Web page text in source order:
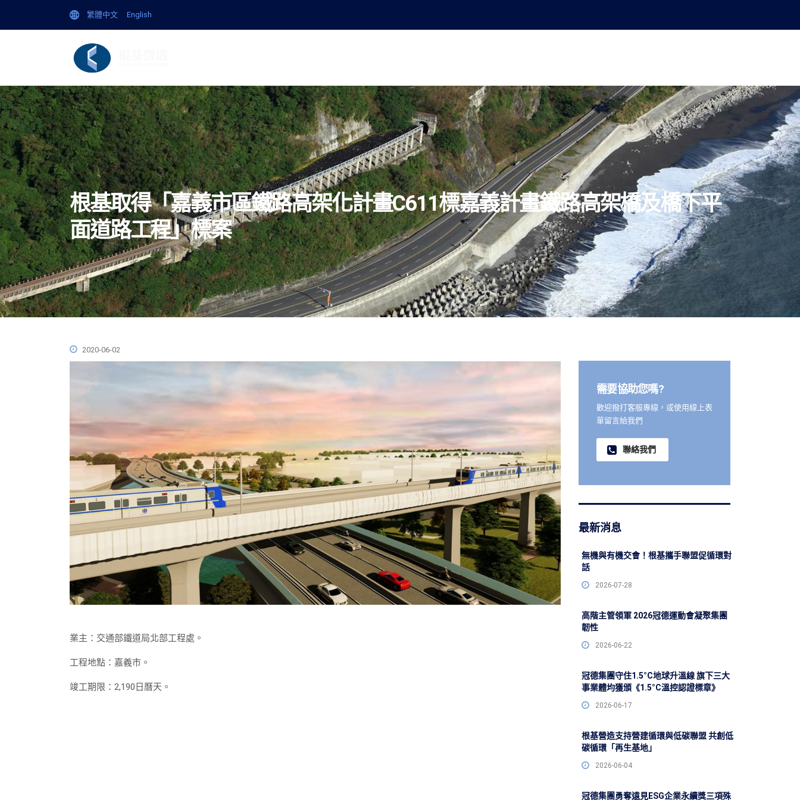
繁體中文 English
根基取得「嘉義市區鐵路高架化計畫C611標嘉義計畫鐵路高架橋及橋下平
面道路工程」標案
2020-06-02
業主：交通部鐵道局北部工程處。
工程地點：嘉義市。
竣工期限：2,190日曆天。
需要協助您嗎?
歡迎撥打客服專線，或使用線上表
單留言給我們
聯絡我們
最新消息
無機與有機交會！根基攜手聯盟促循環對
話
2026-07-28
高階主管領軍 2026冠德運動會凝聚集團
韌性
2026-06-22
冠德集團守住1.5°C地球升溫線 旗下三大
事業體均獲頒《1.5°C溫控認證標章》
2026-06-17
根基營造支持營建循環與低碳聯盟 共創低
碳循環「再生基地」
2026-06-04
冠德集團勇奪遠見ESG企業永續獎三項殊